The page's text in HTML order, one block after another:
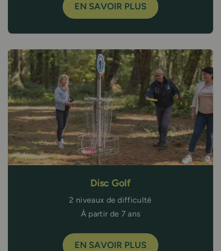
EN SAVOIR PLUS
Disc Golf
2 niveaux de difficulté
À partir de 7 ans
EN SAVOIR PLUS